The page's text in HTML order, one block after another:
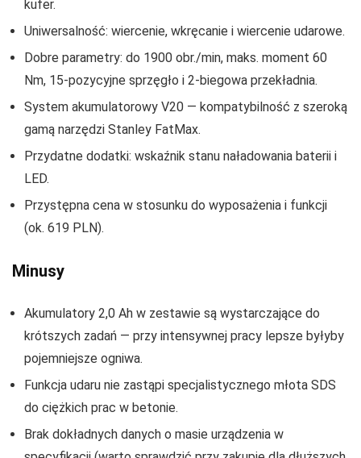
kufer.
Uniwersalność: wiercenie, wkręcanie i wiercenie udarowe.
Dobre parametry: do 1900 obr./min, maks. moment 60
Nm, 15-pozycyjne sprzęgło i 2-biegowa przekładnia.
System akumulatorowy V20 — kompatybilność z szeroką
gamą narzędzi Stanley FatMax.
Przydatne dodatki: wskaźnik stanu naładowania baterii i
LED.
Przystępna cena w stosunku do wyposażenia i funkcji
(ok. 619 PLN).
Minusy
Akumulatory 2,0 Ah w zestawie są wystarczające do
krótszych zadań — przy intensywnej pracy lepsze byłyby
pojemniejsze ogniwa.
Funkcja udaru nie zastąpi specjalistycznego młota SDS
do ciężkich prac w betonie.
Brak dokładnych danych o masie urządzenia w